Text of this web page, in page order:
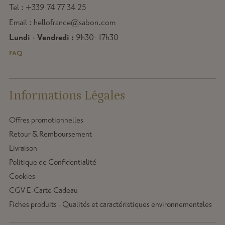
Tel : +339 74 77 34 25
Email : hellofrance@sabon.com
Lundi - Vendredi : 9h30- 17h30
FAQ
Informations Légales
Offres promotionnelles
Retour & Remboursement
Livraison
Politique de Confidentialité
Cookies
CGV E-Carte Cadeau
Fiches produits - Qualités et caractéristiques environnementales